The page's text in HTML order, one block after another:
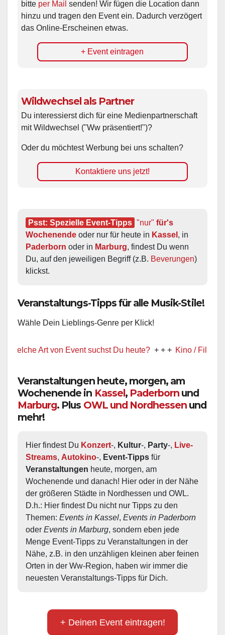
bitte per Mail senden! Wir fügen die Location dann
hinzu und tragen den Event ein. Dadurch verzögert
das Online-Erscheinen etwas.
+ Event eintragen
Wildwechsel als Partner
Du interessierst dich für eine Medienpartnerschaft
mit Wildwechsel ("Ww präsentiert!")?
Oder du möchtest Werbung bei uns schalten?
Kontaktiere uns jetzt!
Psst: Spezielle Event-Tipps "nur" für's
Wochenende oder nur für heute in Kassel
Paderborn oder in Marburg, findest Du wenn
Du, auf den jeweiligen Begriff (z.B. Beverungen)
klickst.
Veranstaltungs-Tipps für alle Musik-Stile!
Wähle Dein Lieblings-Genre per Klick!
Art von Event suchst Du heute? + + + Kino / Film + + +
Veranstaltungen heute, morgen, am
Wochenende in Kassel, Paderborn und
Marburg. Plus OWL und Nordhessen und
mehr!
Hier findest Du Konzert-, Kultur-, Party-, Live-
Streams, Autokino-, Event-Tipps
Veranstaltungen heute, morgen, am
Wochenende und danach! Hier oder in der Nähe
der größeren Städte in Nordhessen und OWL.
D.h.: Hier findest Du nicht nur Tipps zu den
Themen: Events in Kassel, Events in Paderborn
oder Events in Marburg, sondern eben jede
Menge Event-Tipps zu Veranstaltungen in der
Nähe, z.B. in den unzähligen kleinen aber feinen
Orten in der Ww-Region, haben wir immer die
neuesten Veranstaltungs-Tipps für Dich.
+ Deinen Event eintragen!